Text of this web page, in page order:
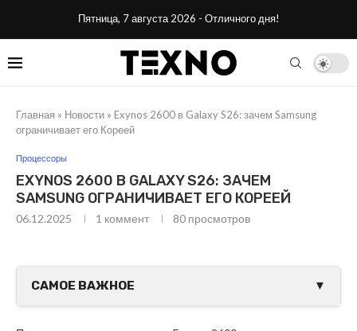
Пятница, 7 августа 2026 - Отличного дня!
Главная » Новости » Exynos 2600 в Galaxy S26: зачем Samsung
ограничивает его Кореей
Процессоры
EXYNOS 2600 В GALAXY S26: ЗАЧЕМ
SAMSUNG ОГРАНИЧИВАЕТ ЕГО КОРЕЕЙ
06.12.2025 1 коммент 80 просмотров
САМОЕ ВАЖНОЕ ▼